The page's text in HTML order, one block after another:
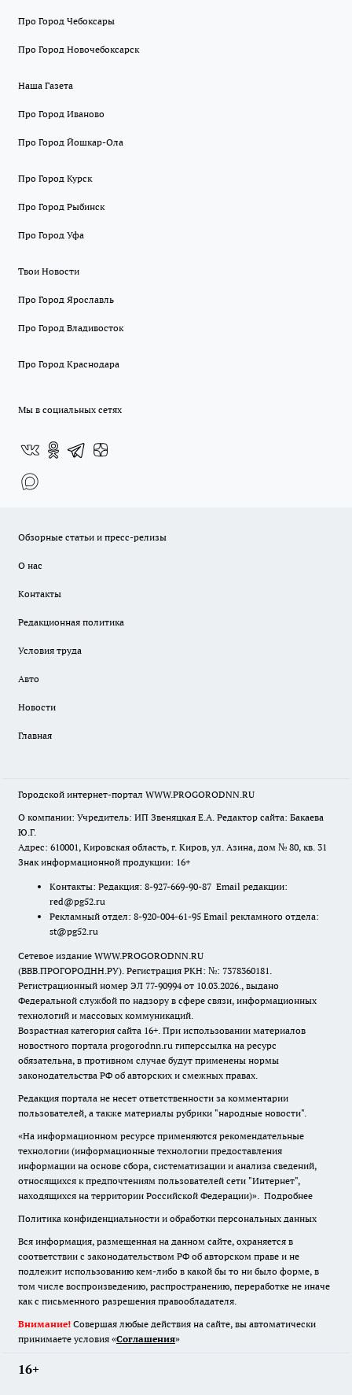
Про Город Чебоксары
Про Город Новочебоксарск
Наша Газета
Про Город Иваново
Про Город Йошкар-Ола
Про Город Курск
Про Город Рыбинск
Про Город Уфа
Твои Новости
Про Город Ярославль
Про Город Владивосток
Про Город Краснодара
Мы в социальных сетях
Обзорные статьи и пресс-релизы
О нас
Контакты
Редакционная политика
Условия труда
Авто
Новости
Главная
Городской интернет-портал WWW.PROGORODNN.RU
О компании: Учредитель: ИП Звеняцкая Е.А. Редактор сайта: Бакаева
Ю.Г.
Адрес: 610001, Кировская область, г. Киров, ул. Азина, дом № 80, кв. 31
Знак информационной продукции: 16+
Контакты: Редакция: 8-927-669-90-87 Email редакции:
red@pg52.ru
Рекламный отдел: 8-920-004-61-95 Email рекламного отдела:
st@pg52.ru
Сетевое издание WWW.PROGORODNN.RU
(ВВВ.ПРОГОРОДНН.РУ). Регистрация РКН: №: 7378360181.
Регистрационный номер ЭЛ 77-90994 от 10.03.2026., выдано
Федеральной службой по надзору в сфере связи, информационных
технологий и массовых коммуникаций.
Возрастная категория сайта 16+. При использовании материалов
новостного портала progorodnn.ru гиперссылка на ресурс
обязательна, в противном случае будут применены нормы
законодательства РФ об авторских и смежных правах.
Редакция портала не несет ответственности за комментарии
пользователей, а также материалы рубрики "народные новости".
«На информационном ресурсе применяются рекомендательные
технологии (информационные технологии предоставления
информации на основе сбора, систематизации и анализа сведений,
относящихся к предпочтениям пользователей сети "Интернет",
находящихся на территории Российской Федерации)». Подробнее
Политика конфиденциальности и обработки персональных данных
Вся информация, размещенная на данном сайте, охраняется в
соответствии с законодательством РФ об авторском праве и не
подлежит использованию кем-либо в какой бы то ни было форме, в
том числе воспроизведению, распространению, переработке не иначе
как с письменного разрешения правообладателя.
Внимание! Совершая любые действия на сайте, вы автоматически
принимаете условия «Cоглашения»
16+